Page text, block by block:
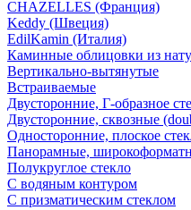
CHAZELLES (Франция)
Keddy (Швеция)
EdilKamin (Италия)
Каминные облицовки из
Вертикально-вытянутые
Встраиваемые
Двусторонние, Г-образное
Двусторонние, сквозные
Односторонние, плоское
Панорамные,
Полукруглое стекло
С водяным контуром
С призматическим стеклом